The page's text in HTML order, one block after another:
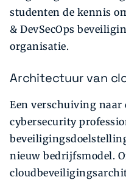
studenten de kennis
& DevSecOps
organisatie.
Architectuur van
Een verschuiving naar
cybersecurity
nieuw bedrijfsmodel.